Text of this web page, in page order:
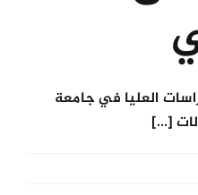
العليا في جامعة
[...]